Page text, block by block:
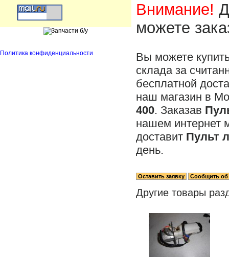
Внимание!
можете
Вы можете
склада за
бесплатной
наш магазин в
400. Заказав
нашем интернет
доставит Пульт
день.
Другие товары
Политика конфиденциальности